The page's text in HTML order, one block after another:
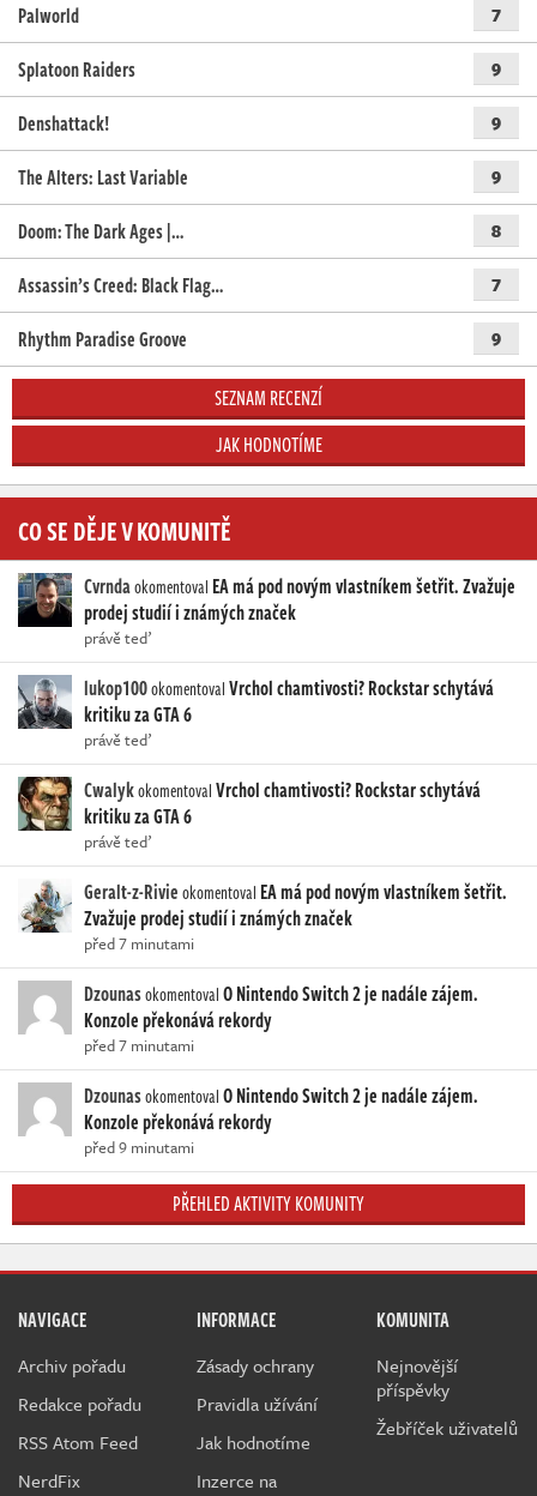
Palworld 7
Splatoon Raiders 9
Denshattack! 9
The Alters: Last Variable 9
Doom: The Dark Ages |… 8
Assassin’s Creed: Black Flag… 7
Rhythm Paradise Groove 9
SEZNAM RECENZÍ
JAK HODNOTÍME
CO SE DĚJE V KOMUNITĚ
Cvrndaokomentoval EA má pod novým vlastníkem šetřit. Zvažuje
prodej studií i známých značek
právě teď
lukop100okomentovalVrchol chamtivosti? Rockstar schytává
kritiku za GTA 6
právě teď
CwalykokomentovalVrchol chamtivosti? Rockstar schytává
kritiku za GTA 6
právě teď
Geralt-z-Rivieokomentoval EA má pod novým vlastníkem šetřit.
Zvažuje prodej studií i známých značek
před 7 minutami
DzounasokomentovalO Nintendo Switch 2 je nadále zájem.
Konzole překonává rekordy
před 7 minutami
DzounasokomentovalO Nintendo Switch 2 je nadále zájem.
Konzole překonává rekordy
před 9 minutami
PŘEHLED AKTIVITY KOMUNITY
NAVIGACE
Archiv pořadu
Redakce pořadu
RSS Atom Feed
NerdFix
INFORMACE
Zásady ochrany
Pravidla užívání
Jak hodnotíme
Inzerce na
KOMUNITA
Nejnovější
příspěvky
Žebříček uživatelů